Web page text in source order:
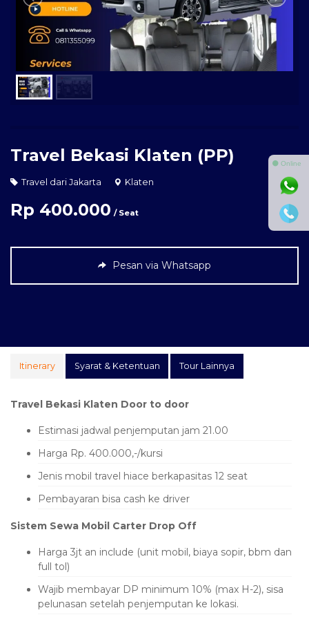
Travel Bekasi Klaten (PP)
Travel dari Jakarta Klaten
Rp 400.000 / Seat
Pesan via Whatsapp
Itinerary Syarat & Ketentuan Tour Lainnya
Travel Bekasi Klaten Door to door
Estimasi jadwal penjemputan jam 21.00
Harga Rp. 400.000,-/kursi
Jenis mobil travel hiace berkapasitas 12 seat
Pembayaran bisa cash ke driver
Sistem Sewa Mobil Carter Drop Off
Harga 3jt an include (unit mobil, biaya sopir, bbm dan
full tol)
Wajib membayar DP minimum 10% (max H-2), sisa
pelunasan setelah penjemputan ke lokasi.
⚫ Online